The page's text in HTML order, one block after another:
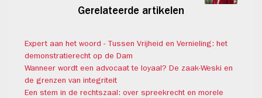
Gerelateerde artikelen
Expert aan het woord - Tussen Vrijheid en Vernieling: het
demonstratierecht op de Dam
Wanneer wordt een advocaat te loyaal? De zaak-Weski en
de grenzen van integriteit
Een stem in de rechtszaal: over spreekrecht en morele